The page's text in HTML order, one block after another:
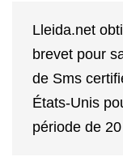
Lleida.net
brevet pour
de Sms
États-Unis
période de